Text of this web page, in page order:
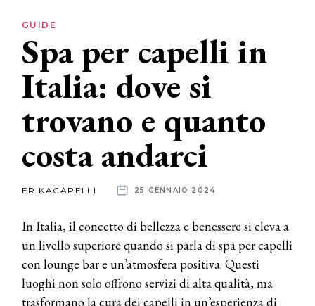
Lifestyle
News
News
GUIDE
Spa per capelli in
Italia: dove si
trovano e quanto
costa andarci
ERIKACAPELLI 25 GENNAIO 2024
In Italia, il concetto di bellezza e benessere si eleva a
un livello superiore quando si parla di spa per capelli
con lounge bar e un’atmosfera positiva. Questi
luoghi non solo offrono servizi di alta qualità, ma
trasformano la cura dei capelli in un’esperienza di